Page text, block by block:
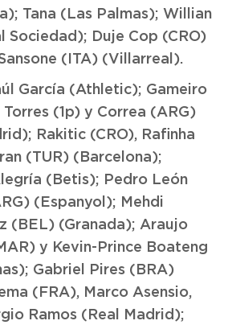
Tana (Las Palmas); Willian
Sociedad); Duje Cop (CRO)
(ITA) (Villarreal).
García (Athletic); Gameiro
(1p) y Correa (ARG)
Rakitic (CRO), Rafinha
(TUR) (Barcelona);
(Betis); Pedro León
(Espanyol); Mehdi
(BEL) (Granada); Araujo
y Kevin-Prince Boateng
Gabriel Pires (BRA)
(FRA), Marco Asensio,
Ramos (Real Madrid);